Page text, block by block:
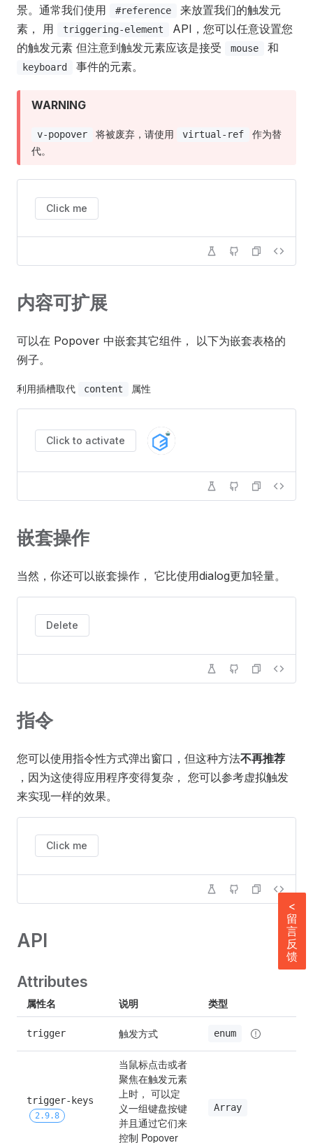
景。通常我们使用
#reference
来放置我们的触发元
素， 用
triggering-element
API，您可以任意设置您
的触发元素 但注意到触发元素应该是接受
mouse 和
keyboard 事件的元素。
WARNING
v-popover 将被废弃，请使用 virtual-ref
作为替
代。
Click me
内容可扩展
可以在 Popover 中嵌套其它组件， 以下为嵌套表格的
例子。
利用插槽取代 content 属性
Click to activate
嵌套操作
当然，你还可以嵌套操作， 它比使用dialog更加轻量。
Delete
指令
您可以使用指令性方式弹出窗口，但这种方法不再推荐
，因为这使得应用程序变得复杂， 您可以参考虚拟触发
来实现一样的效果。
Click me
API
Attributes
属性名 说明 类型
trigger 触发方式 enum
trigger-keys
2.9.8
当鼠标点击或者
聚焦在触发元素
上时， 可以定
义一组键盘按键
并且通过它们来
控制 Popover
Array
<
留
言
反
馈